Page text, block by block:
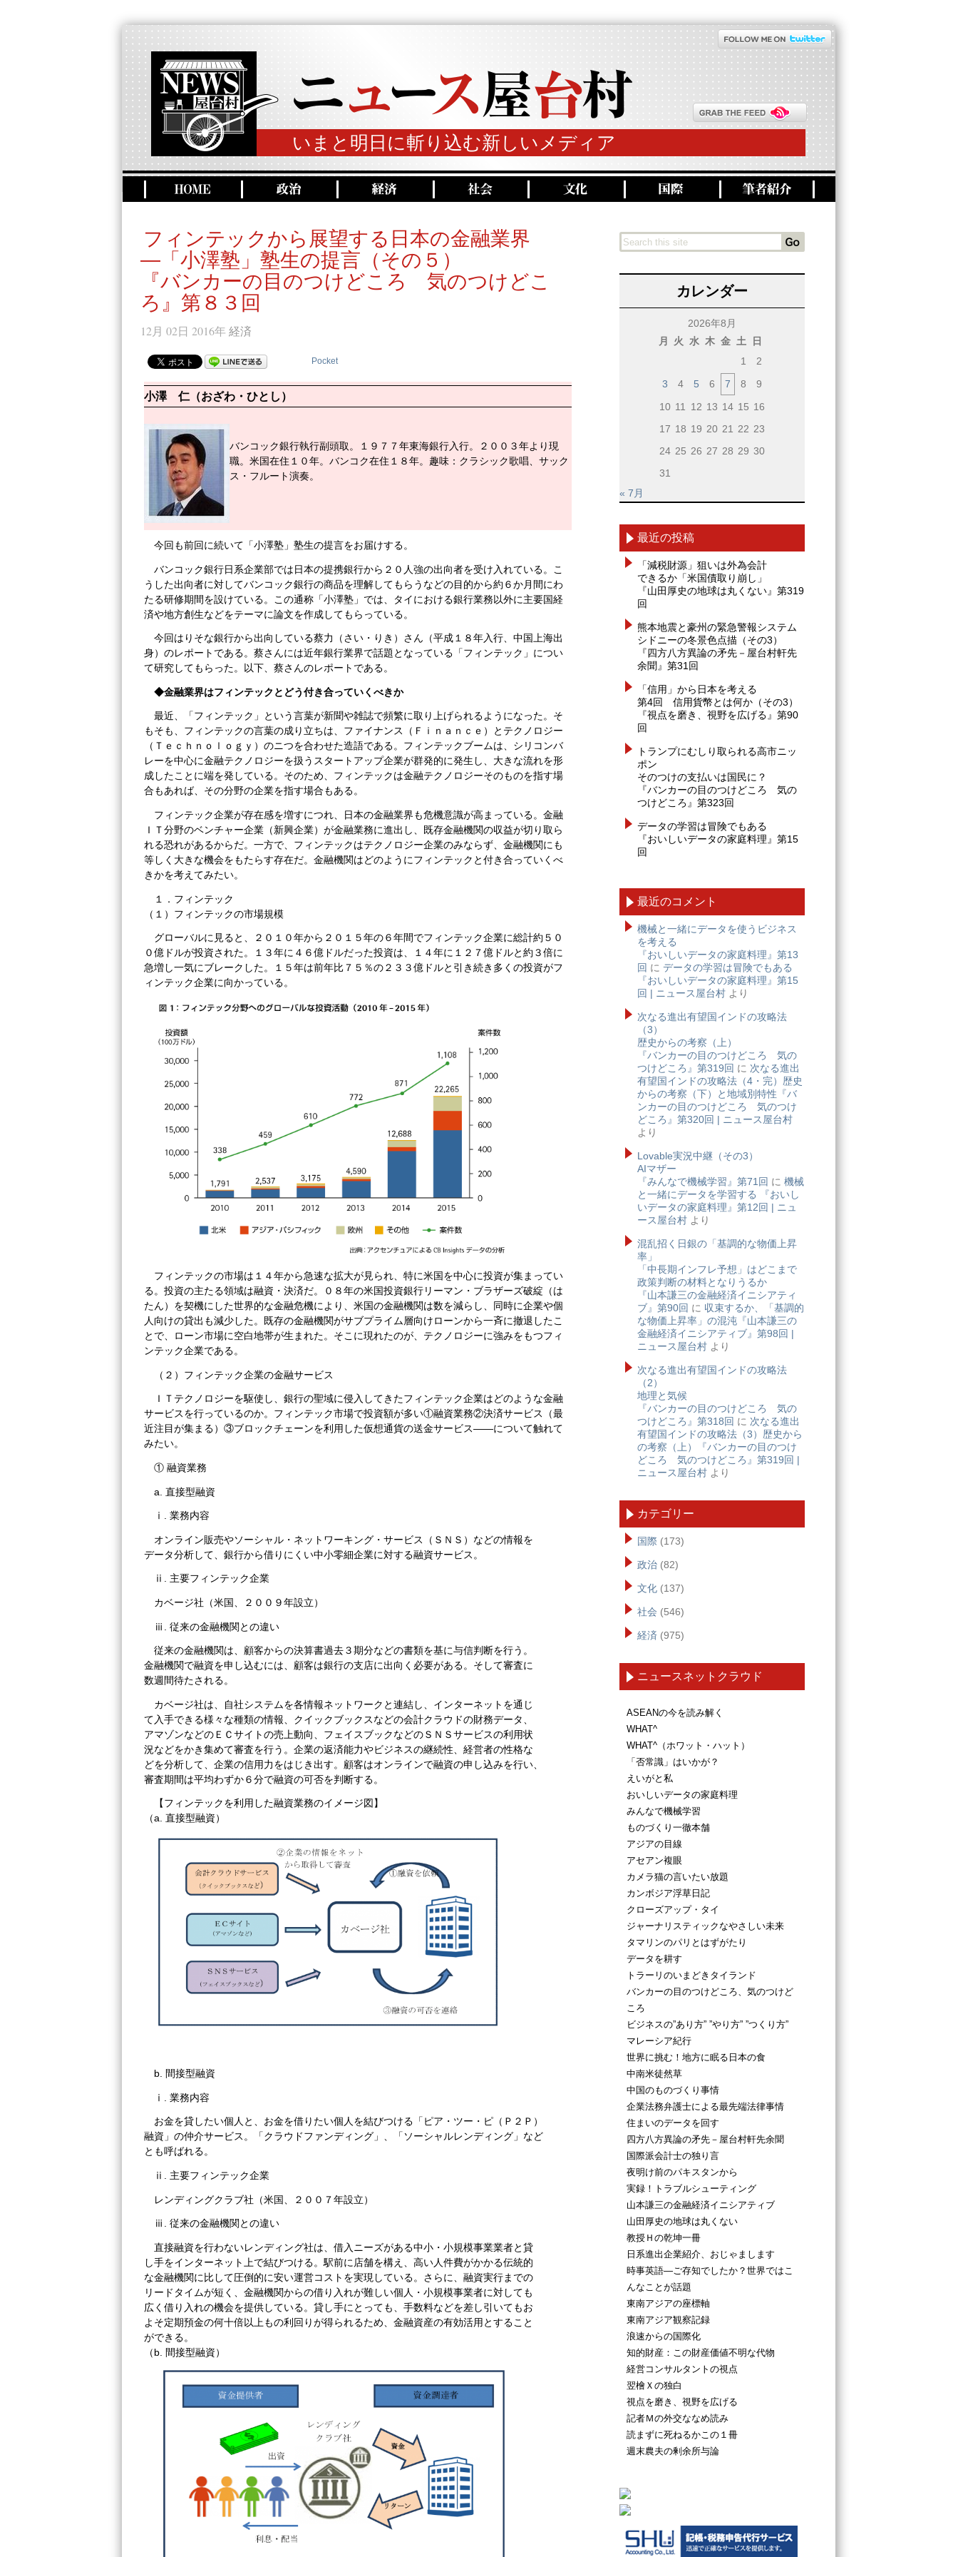
いまと明日に斬り込む新しいメディア
フィンテックから展望する日本の金融業界
―「小澤塾」塾生の提言（その５）
『バンカーの目のつけどころ 気のつけどこ
ろ』第８３回
12月 02日 2016年 経済
Pocket
小澤 仁（おざわ・ひとし）
バンコック銀行執行副頭取。１９７７年東海銀行入行。２００３年より現
職。米国在住１０年。バンコク在住１８年。趣味：クラシック歌唱、サック
ス・フルート演奏。
今回も前回に続いて「小澤塾」塾生の提言をお届けする。
バンコック銀行日系企業部では日本の提携銀行から２０人強の出向者を受け入れている。こ
うした出向者に対してバンコック銀行の商品を理解してもらうなどの目的から約６か月間にわ
たる研修期間を設けている。この通称「小澤塾」では、タイにおける銀行業務以外に主要国経
済や地方創生などをテーマに論文を作成してもらっている。
今回はりそな銀行から出向している蔡力（さい・りき）さん（平成１８年入行、中国上海出
身）のレポートである。蔡さんには近年銀行業界で話題となっている「フィンテック」につい
て研究してもらった。以下、蔡さんのレポートである。
◆金融業界はフィンテックとどう付き合っていくべきか
最近、「フィンテック」という言葉が新聞や雑誌で頻繁に取り上げられるようになった。そ
もそも、フィンテックの言葉の成り立ちは、ファイナンス（Ｆｉｎａｎｃｅ）とテクノロジー
（Ｔｅｃｈｎｏｌｏｇｙ）のニつを合わせた造語である。フィンテックブームは、シリコンバ
レーを中心に金融テクノロジーを扱うスタートアップ企業が群発的に発生し、大きな流れを形
成したことに端を発している。そのため、フィンテックは金融テクノロジーそのものを指す場
合もあれば、その分野の企業を指す場合もある。
フィンテック企業が存在感を増すにつれ、日本の金融業界も危機意識が高まっている。金融
ＩＴ分野のベンチャー企業（新興企業）が金融業務に進出し、既存金融機関の収益が切り取ら
れる恐れがあるからだ。一方で、フィンテックはテクノロジー企業のみならず、金融機関にも
等しく大きな機会をもたらす存在だ。金融機関はどのようにフィンテックと付き合っていくべ
きかを考えてみたい。
１．フィンテック
（１）フィンテックの市場規模
グローバルに見ると、２０１０年から２０１５年の６年間でフィンテック企業に総計約５０
０億ドルが投資された。１３年に４６億ドルだった投資は、１４年に１２７億ドルと約３倍に
急増し一気にブレークした。１５年は前年比７５％の２３３億ドルと引き続き多くの投資がフ
ィンテック企業に向かっている。
フィンテックの市場は１４年から急速な拡大が見られ、特に米国を中心に投資が集まってい
る。投資の主たる領域は融資・決済だ。０８年の米国投資銀行リーマン・ブラザーズ破綻（は
たん）を契機にした世界的な金融危機により、米国の金融機関は数を減らし、同時に企業や個
人向けの貸出も減少した。既存の金融機関がサブプライム層向けローンから一斉に撤退したこ
とで、ローン市場に空白地帯が生まれた。そこに現れたのが、テクノロジーに強みをもつフィ
ンテック企業である。
（２）フィンテック企業の金融サービス
ＩＴテクノロジーを駆使し、銀行の聖域に侵入してきたフィンテック企業はどのような金融
サービスを行っているのか。フィンテック市場で投資額が多い①融資業務②決済サービス（最
近注目が集まる）③ブロックチェーンを利用した仮想通貨の送金サービス――について触れて
みたい。
① 融資業務
a. 直接型融資
ⅰ. 業務内容
オンライン販売やソーシャル・ネットワーキング・サービス（ＳＮＳ）などの情報を
データ分析して、銀行から借りにくい中小零細企業に対する融資サービス。
ⅱ. 主要フィンテック企業
カベージ社（米国、２００９年設立）
ⅲ. 従来の金融機関との違い
従来の金融機関は、顧客からの決算書過去３期分などの書類を基に与信判断を行う。
金融機関で融資を申し込むには、顧客は銀行の支店に出向く必要がある。そして審査に
数週間待たされる。
カベージ社は、自社システムを各情報ネットワークと連結し、インターネットを通じ
て入手できる様々な種類の情報、クイックブックスなどの会計クラウドの財務データ、
アマゾンなどのＥＣサイトの売上動向、フェイスブックなどのＳＮＳサービスの利用状
況などをかき集めて審査を行う。企業の返済能力やビジネスの継続性、経営者の性格な
どを分析して、企業の信用力をはじき出す。顧客はオンラインで融資の申し込みを行い、
審査期間は平均わずか６分で融資の可否を判断する。
【フィンテックを利用した融資業務のイメージ図】
（a. 直接型融資）
b. 間接型融資
ⅰ. 業務内容
お金を貸したい個人と、お金を借りたい個人を結びつける「ピア・ツー・ピ（Ｐ２Ｐ）
融資」の仲介サービス。「クラウドファンディング」、「ソーシャルレンディング」など
とも呼ばれる。
ⅱ. 主要フィンテック企業
レンディングクラブ社（米国、２００７年設立）
ⅲ. 従来の金融機関との違い
直接融資を行わないレンディング社は、借入ニーズがある中小・小規模事業業者と貸
し手をインターネット上で結びつける。駅前に店舗を構え、高い人件費がかかる伝統的
な金融機関に比して圧倒的に安い運営コストを実現している。さらに、融資実行までの
リードタイムが短く、金融機関からの借り入れが難しい個人・小規模事業者に対しても
広く借り入れの機会を提供している。貸し手にとっても、手数料などを差し引いてもお
よそ定期預金の何十倍以上もの利回りが得られるため、金融資産の有効活用とすること
ができる。
（b. 間接型融資）
カレンダー
2026年8月
月
火 水 木 金 土
日
1
2
3
4 5 6 7 8
9
10 11 12 13 14 15 16
17 18 19 20 21 22 23
24 25 26 27 28 29 30
31
« 7月
最近の投稿
「減税財源」狙いは外為会計
できるか「米国債取り崩し」
『山田厚史の地球は丸くない』第319
回
熊本地震と豪州の緊急警報システム
シドニーの冬景色点描（その3）
『四方八方異論の矛先－屋台村軒先
余聞』第31回
「信用」から日本を考える
第4回 信用貨幣とは何か（その3）
『視点を磨き、視野を広げる』第90
回
トランプにむしり取られる高市ニッ
ポン
そのつけの支払いは国民に？
『バンカーの目のつけどころ 気の
つけどころ』第323回
データの学習は冒険でもある
『おいしいデータの家庭料理』第15
回
最近のコメント
機械と一緒にデータを使うビジネス
を考える
『おいしいデータの家庭料理』第13
回 に データの学習は冒険でもある
『おいしいデータの家庭料理』第15
回 | ニュース屋台村 より
次なる進出有望国インドの攻略法
（3）
歴史からの考察（上）
『バンカーの目のつけどころ 気の
つけどころ』第319回 に 次なる進出
有望国インドの攻略法（4・完）歴史
からの考察（下）と地域別特性『バ
ンカーの目のつけどころ 気のつけ
どころ』第320回 | ニュース屋台村
より
Lovable実況中継（その3）
AIマザー
『みんなで機械学習』第71回 に 機械
と一緒にデータを学習する 『おいし
いデータの家庭料理』第12回 | ニュ
ース屋台村 より
混乱招く日銀の「基調的な物価上昇
率」
「中長期インフレ予想」はどこまで
政策判断の材料となりうるか
『山本謙三の金融経済イニシアティ
ブ』第90回 に 収束するか、「基調的
な物価上昇率」の混沌『山本謙三の
金融経済イニシアティブ』第98回 |
ニュース屋台村 より
次なる進出有望国インドの攻略法
（2）
地理と気候
『バンカーの目のつけどころ 気の
つけどころ』第318回 に 次なる進出
有望国インドの攻略法（3）歴史から
の考察（上）『バンカーの目のつけ
どころ 気のつけどころ』第319回 |
ニュース屋台村 より
カテゴリー
国際 (173)
政治 (82)
文化 (137)
社会 (546)
経済 (975)
ニュースネットクラウド
ASEANの今を読み解く
WHAT^
WHAT^（ホワット・ハット）
「否常識」はいかが？
えいがと私
おいしいデータの家庭料理
みんなで機械学習
ものづくり一徹本舗
アジアの目線
アセアン複眼
カメラ猫の言いたい放題
カンボジア浮草日記
クローズアップ・タイ
ジャーナリスティックなやさしい未来
タマリンのパリとはずがたり
データを耕す
トラーリのいまどきタイランド
バンカーの目のつけどころ、気のつけど
ころ
ビジネスの”あり方” ”やり方” ”つくり方”
マレーシア紀行
世界に挑む！地方に眠る日本の食
中南米徒然草
中国のものづくり事情
企業法務弁護士による最先端法律事情
住まいのデータを回す
四方八方異論の矛先－屋台村軒先余聞
国際派会計士の独り言
夜明け前のパキスタンから
実録！トラブルシューティング
山本謙三の金融経済イニシアティブ
山田厚史の地球は丸くない
教授Ｈの乾坤一冊
日系進出企業紹介、おじゃまします
時事英語―ご存知でしたか？世界ではこ
んなことが話題
東南アジアの座標軸
東南アジア観察記録
浪速からの国際化
知的財産：この財産価値不明な代物
経営コンサルタントの視点
翌檜Ｘの独白
視点を磨き、視野を広げる
記者Ｍの外交ななめ読み
読まずに死ねるかこの１冊
週末農夫の剰余所与論